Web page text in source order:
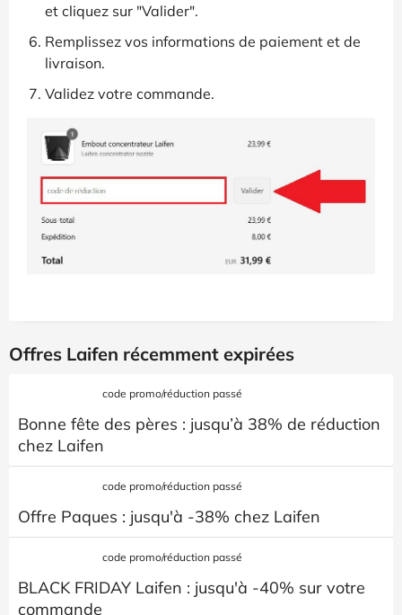
et cliquez sur "Valider".
Remplissez vos informations de paiement et de
livraison.
Validez votre commande.
Offres Laifen récemment expirées
code promo/réduction passé
Bonne fête des pères : jusqu’à 38% de réduction
chez Laifen
code promo/réduction passé
Offre Paques : jusqu'à -38% chez Laifen
code promo/réduction passé
BLACK FRIDAY Laifen : jusqu'à -40% sur votre
commande